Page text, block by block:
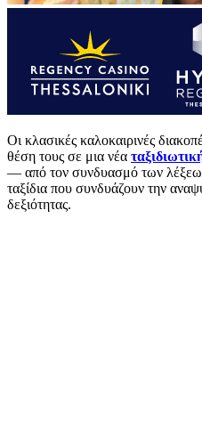
Οι κλασικές καλοκαιρινές
θέση τους σε μια νέα
— από τον συνδυασμό των
ταξίδια που συνδυάζουν την
δεξιότητας.